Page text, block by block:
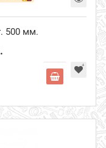
500 мм.